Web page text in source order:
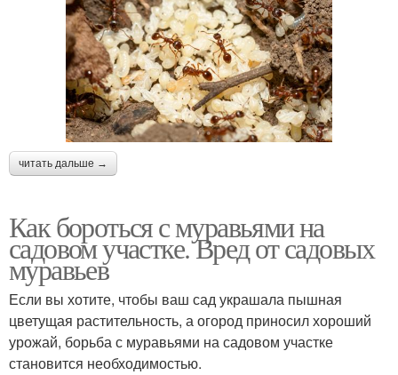
читать дальше →
Как бороться с муравьями на
садовом участке. Вред от садовых
муравьев
Если вы хотите, чтобы ваш сад украшала пышная
цветущая растительность, а огород приносил хороший
урожай, борьба с муравьями на садовом участке
становится необходимостью.